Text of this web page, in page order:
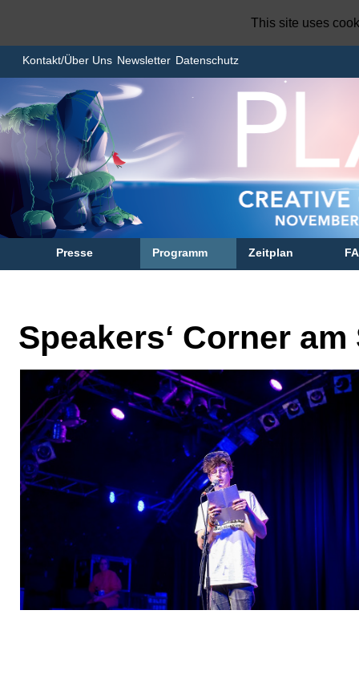
Kontakt/Über Uns Newsletter Datenschutz
Presse Programm Zeitplan
Speakers‘ Corner
This site uses